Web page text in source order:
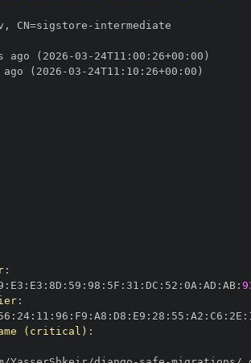
, CN=sigstore -
ago (2026-03 - 24T11 : 00 : 26+00 :
(2026 -03 - 24T11 : 10 : 26+00 :
:
: E3 : E3 : 8D : 59 : 98 : 5F : 31 : DC : 52 : 0A : AD : AB:
:
: 24: 11 : 96 : F9 : A8 : D8 : E9 : 28 : 55 : A2 : C6 : 2E :
(critical) :